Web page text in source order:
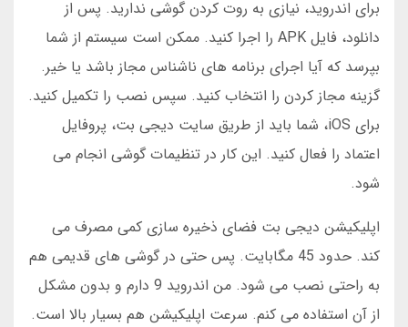
برای اندروید، نیازی به روت کردن گوشی ندارید. پس از
دانلود، فایل APK را اجرا کنید. ممکن است سیستم از شما
بپرسد که آیا اجرای برنامه های ناشناس مجاز باشد یا خیر.
گزینه مجاز کردن را انتخاب کنید. سپس نصب را تکمیل کنید.
برای iOS، شما باید از طریق سایت دیجی بت، پروفایل
اعتماد را فعال کنید. این کار در تنظیمات گوشی انجام می
شود.
اپلیکیشن دیجی بت فضای ذخیره سازی کمی مصرف می
کند. حدود 45 مگابایت. پس حتی در گوشی های قدیمی هم
به راحتی نصب می شود. من اندروید 9 دارم و بدون مشکل
از آن استفاده می کنم. سرعت اپلیکیشن هم بسیار بالا است.